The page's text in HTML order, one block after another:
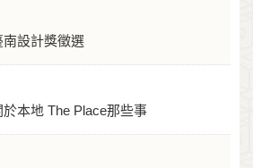
南設計獎徵選
於本地 The Place那些事